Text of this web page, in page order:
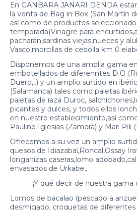
En GANBARA JANARI DENDA
la venta de Bag in Box (San Martín
así como de productos
temporada(Vinagre para
pacharán,sardinas viejas,nueces y
Vasco,morcillas de cebolla km 0
Disponemos de una amplia gama
embotellados de diferenntes D.O
Duero,..) y un amplio surtido en
(Salamanca) tales como paletas
paletas de raza Duroc,
picantes y dulces, y todos ellos
en nuestro establecimiento,así
Paulino Iglesias (Zamora) y Mari Pili
Ofrecemos a su vez un amplio
quesos de Idiazabal,Roncal,Ossay
longanizas caseras,lomo
envasados de Urkabe,..
¡Y qué decir de nuestra gama
Lomos de bacalao (pescado a
desmigado, croquetas de diferentes